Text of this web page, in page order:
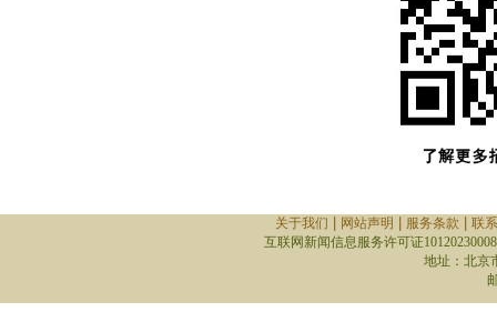
关于我们 网站声明 服务条款
联
互联网新闻信息服务许可证10120230008
地址：北京